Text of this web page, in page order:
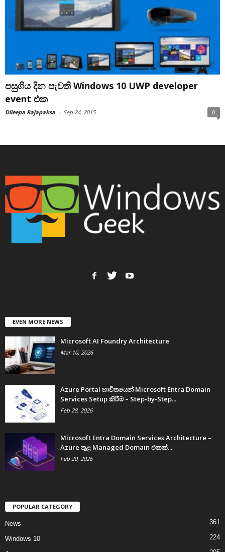
පසුගිය දින පැවති Windows 10 UWP developer
event එක
Dileepa Rajapaksa - Sep 24, 2015 0
EVEN MORE NEWS
Microsoft AI Foundry Architecture
Mar 10, 2026
Azure Portal භාවිතයෙන් Microsoft Entra Domain
Services Setup කිරීම – Step-by-Step...
Feb 28, 2026
Microsoft Entra Domain Services Architecture –
Azure තුළ Managed Domain එකක්...
Feb 20, 2026
POPULAR CATEGORY
News 361
Windows 10 224